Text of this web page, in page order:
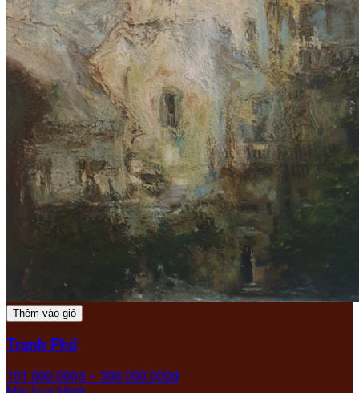
Thêm vào giỏ
Tranh Phố
101.000.000₫ – 300.000.000₫